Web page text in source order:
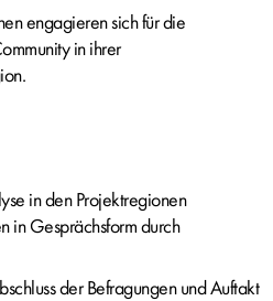
engagieren sich für die
in ihrer
in den Projektregionen
in Gesprächsform durch
der Befragungen und Auftakt